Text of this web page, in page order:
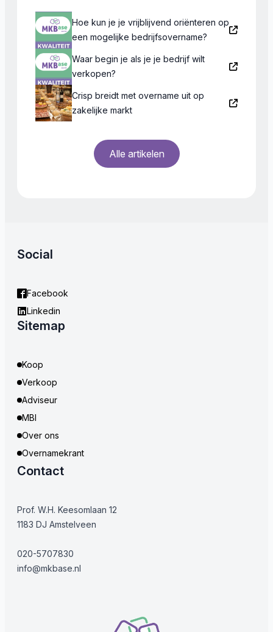
Hoe kun je je vrijblijvend oriënteren op
een mogelijke bedrijfsovername?
Waar begin je als je je bedrijf wilt
verkopen?
Crisp breidt met overname uit op
zakelijke markt
Alle artikelen
Social
Facebook
Linkedin
Sitemap
Koop
Verkoop
Adviseur
MBI
Over ons
Overnamekrant
Contact
Prof. W.H. Keesomlaan 12
1183 DJ Amstelveen
020-5707830
info@mkbase.nl